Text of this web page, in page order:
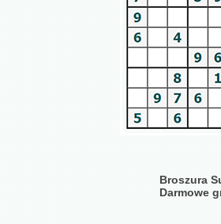
Broszura
Darmowe